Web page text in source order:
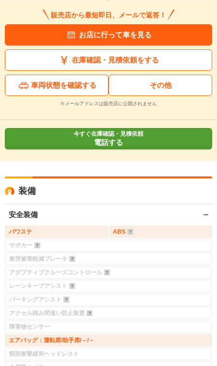
販売店から最短即日、メールで返答！
お店に行って車を見る
在庫確認・見積依頼をする
車両状態を確認する その他
※メールアドレスは販売店に公開されません
今すぐ在庫確認・見積依頼
電話する
装備
安全装備
パワステ
ABS
サポカー
衝突被害軽減ブレーキ
アダプティブクルーズコントロール
レーンキープアシスト
パーキングアシスト
アクセル踏み間違い防止装置
障害物センサー
エアバッグ：運転席/助手席/－/－
頸部衝撃緩和ヘッドレスト